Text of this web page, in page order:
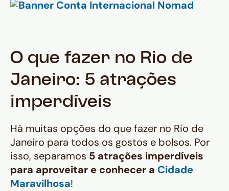
O que fazer no Rio de
Janeiro: 5 atrações
imperdíveis
Há muitas opções do que fazer no Rio de
Janeiro para todos os gostos e bolsos. Por
isso, separamos 5 atrações imperdíveis
para aproveitar e conhecer a Cidade
Maravilhosa!